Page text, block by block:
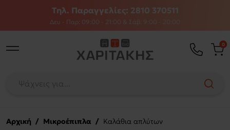
Τηλ. Παραγγελίες: 2810 370511
Δευ - Παρ: 09:00 - 21:00 & Σάβ: 9:00 - 20:00
0
Αρχική / Μικροέπιπλα / Καλάθια απλύτων